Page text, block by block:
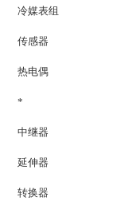
冷媒表组
传感器
热电偶
*
中继器
延伸器
转换器